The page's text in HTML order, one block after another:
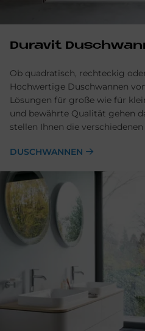
Duravit
Ob quadratisch, rechteckig
Hochwertige Duschwannen
Lösungen für große wie für
und bewährte Qualität gehen
stellen Ihnen die
DUSCHWANNEN